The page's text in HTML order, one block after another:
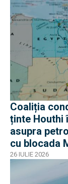
Coaliția
ținte Houthi
asupra
cu blocada
26 IULIE 2026